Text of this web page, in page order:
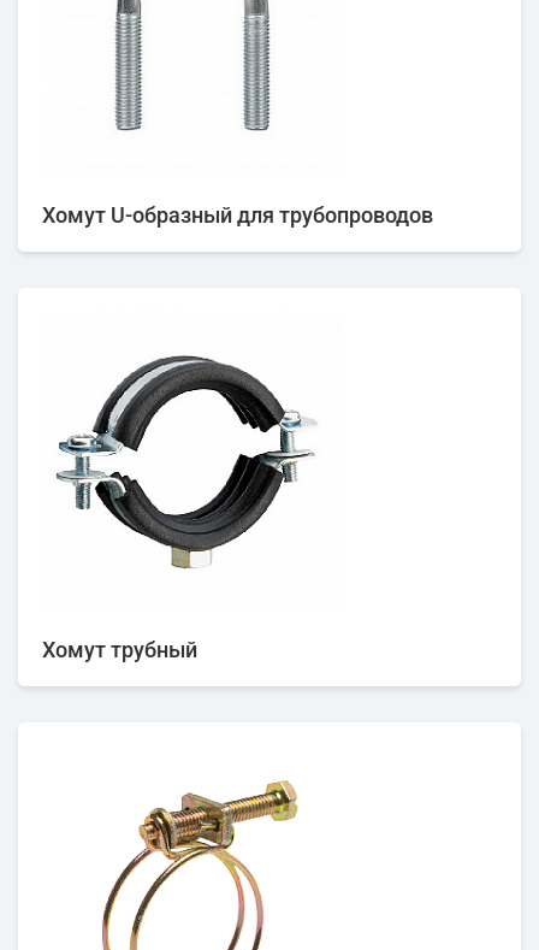
Хомут U-образный для трубопроводов
Хомут трубный